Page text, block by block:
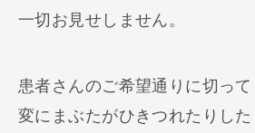
一切お見せしません。
患者さんのご希望通りに切って
変にまぶたがひきつれたりした